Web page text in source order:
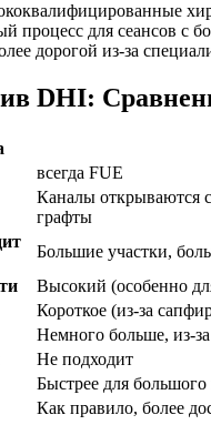
процесс для сеансов с
дорогой из-за
DHI:
всегда FUE
Каналы открываются
графты
Большие участки,
Высокий (особенно
Короткое (из-за
Немного больше, из-
Не подходит
Быстрее для большого
Как правило, более